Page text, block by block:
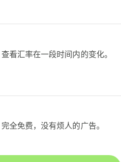
看汇率在一段时间内的变化。
全免费，没有烦人的广告。